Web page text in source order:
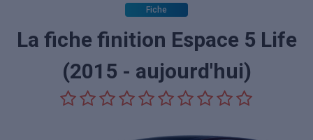
Fiche
La fiche finition Espace 5 Life
(2015 - aujourd'hui)